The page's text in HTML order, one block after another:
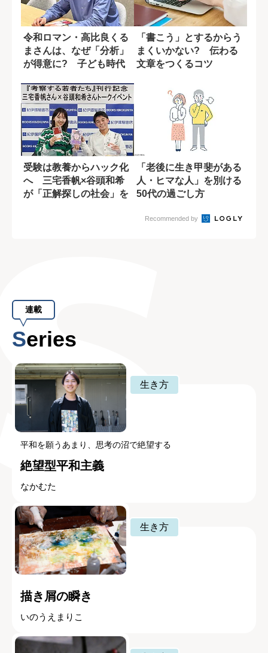
令和ロマン・高比良くる
まさんは、なぜ「分析」
が得意に? 子ども時代
「書こう」とするからう
まくいかない? 伝わる
文章をつくるコツ
受験は教養からハック化
へ 三宅香帆×谷頭和希
が「正解探しの社会」を
「老後に生き甲斐がある
人・ヒマな人」を別ける
50代の過ごし方
Recommended by
連載
Series
生き方
平和を願うあまり、思考の沼で絶望する
絶望型平和主義
なかむた
生き方
描き屑の瞬き
いのうえまりこ